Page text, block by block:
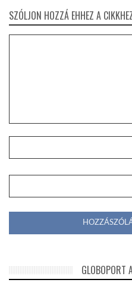
SZÓLJON HOZZÁ EHHEZ A
GLOBOPORT